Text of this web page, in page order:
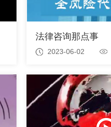
法律咨询那点事
2023-06-02